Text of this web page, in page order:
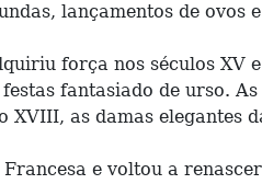
lançamentos de ovos
força nos séculos
fantasiado de urso.
XVIII, as damas elegantes
e voltou a